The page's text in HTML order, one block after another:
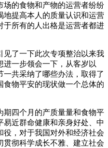
场的食物和产物的运营者纷纷
地提高本人的质量认识和运营
于所有的人出格是运营者都进
了一下此次专项整治以来我
一步领会一下，从客岁以
共采纳了哪些办法，取得了
食物平安的现状做一个总体的
四个月的产质量量和食物平
近群命健康和亲身好处、中
役，对于我国对外和经济社会
贯彻科学成长不雅、建立社会